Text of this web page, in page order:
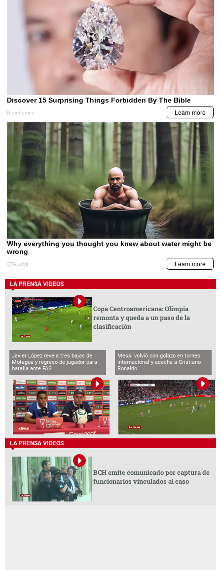
LA PRENSA VIDEOS
Copa Centroamericana: Olimpia
remonta y queda a un paso de la
clasificación
Javier López revela tres bajas de
Motagua y regreso de jugador para
batalla ante FAS
Messi volvió con golazo en torneo
internacional y acecha a Cristiano
Ronaldo
LA PRENSA VIDEOS
BCH emite comunicado por captura de
funcionarios vinculados al caso